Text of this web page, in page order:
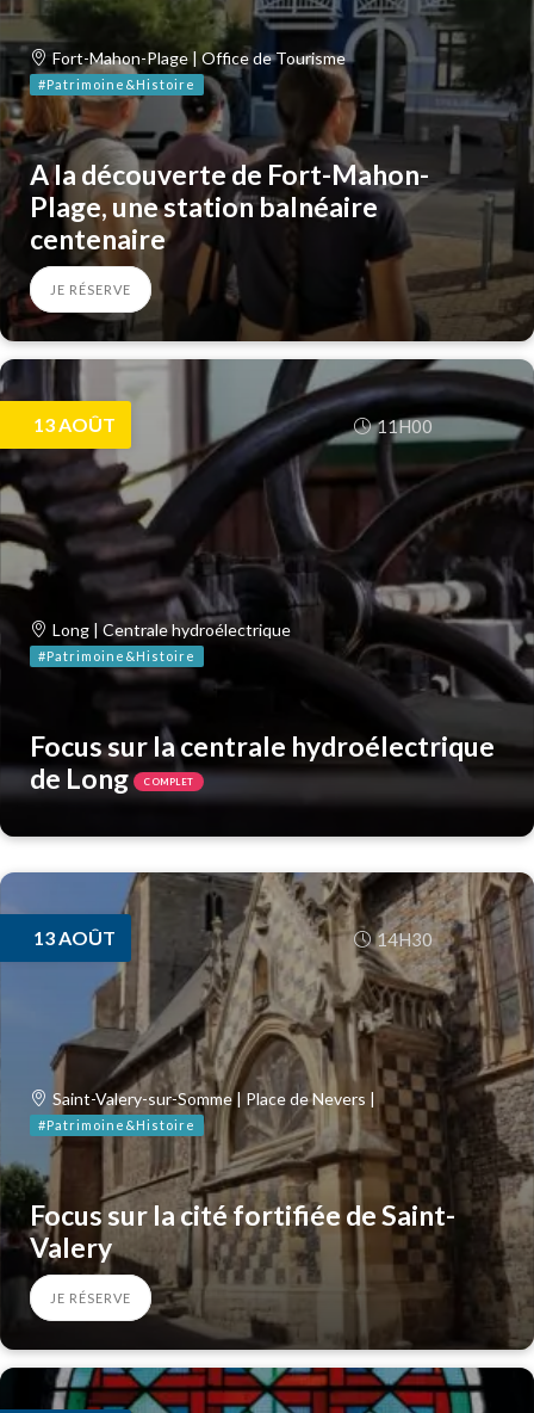
Fort-Mahon-Plage | Office de Tourisme
#Patrimoine&Histoire
A la découverte de Fort-Mahon-
Plage, une station balnéaire
centenaire
JE RÉSERVE
13 AOÛT 11H00
Long | Centrale hydroélectrique
#Patrimoine&Histoire
Focus sur la centrale hydroélectrique
de Long
COMPLET
13 AOÛT 14H30
Saint-Valery-sur-Somme | Place de Nevers |
#Patrimoine&Histoire
Focus sur la cité fortifiée de Saint-
Valery
JE RÉSERVE